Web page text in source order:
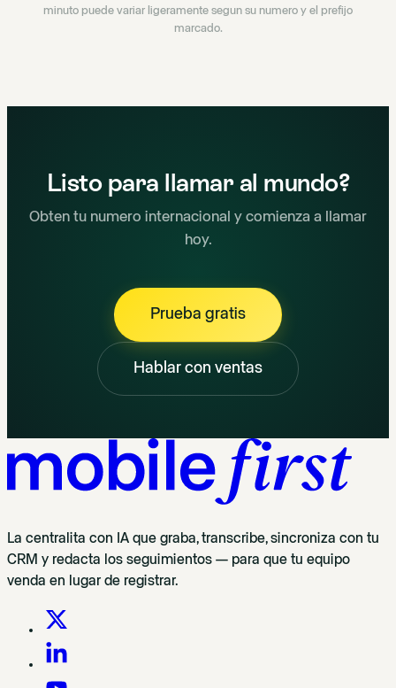
minuto puede variar ligeramente segun su numero y el prefijo
marcado.
Listo para llamar al mundo?
Obten tu numero internacional y comienza a llamar
hoy.
Prueba gratis
Hablar con ventas
La centralita con IA que graba, transcribe, sincroniza con tu
CRM y redacta los seguimientos — para que tu equipo
venda en lugar de registrar.